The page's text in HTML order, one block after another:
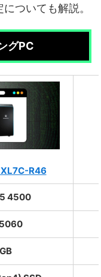
ついても解説。
グPC
R46
4500